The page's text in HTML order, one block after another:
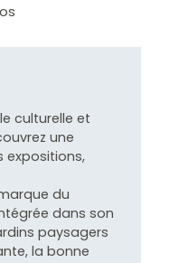
culturelle et
une
expositions,
du
dans son
paysagers
la bonne